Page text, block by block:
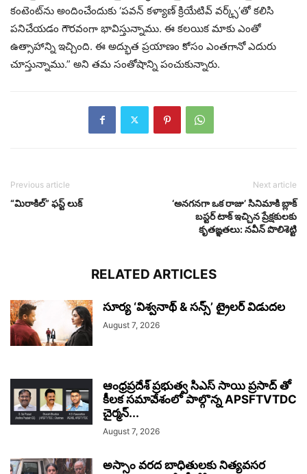
కంటెంట్‌ను అందించేందుకు ‘పవన్ కళ్యాణ్ క్రియేటివ్ వర్క్స్’తో కలిసి
పనిచేయడం గౌరవంగా భావిస్తున్నాము. ఈ కలయిక మాకు ఎంతో
ఉత్సాహాన్ని ఇచ్చింది. ఈ అద్భుత ప్రయాణం కోసం ఎంతగానో ఎదురు
చూస్తున్నాము.” అని తమ సంతోషాన్ని పంచుకున్నారు.
Previous article
“మిరాకిల్” ఫస్ట్ లుక్
Next article
‘అనగనగా ఒక రాజు’ సినిమాకి బ్లాక్
బస్టర్ టాక్ ఇచ్చిన ప్రేక్షకులకు
కృతఙ్ఞతలు: నవీన్‌ పొలిశెట్టి
RELATED ARTICLES
సూర్య ‘విశ్వనాథ్ & సన్స్’ ట్రైలర్ విడుదల
August 7, 2026
ఆంధ్రప్రదేశ్ ప్రభుత్వ సిఎస్ సాయి ప్రసాద్ తో
కీలక సమావేశంలో పాల్గొన్న APSFTVTDC
చైర్మన్...
August 7, 2026
అస్సాం వరద బాధితులకు నిత్యవసర